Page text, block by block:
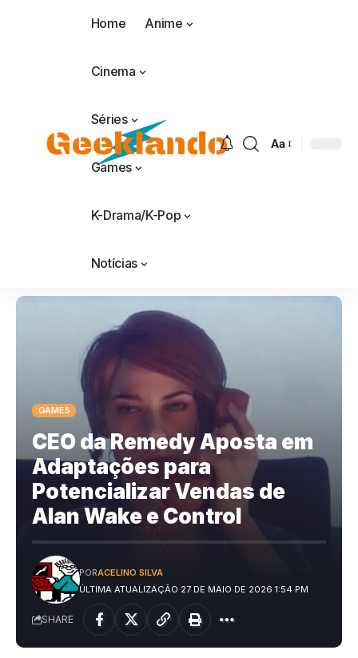
Home Anime
Cinema
Séries
Games
K-Drama/K-Pop
Notícias
Aa
GAMES
CEO da Remedy Aposta em
Adaptações para
Potencializar Vendas de
Alan Wake e Control
ÚLTIMA ATUALIZAÇÃO 27 DE MAIO DE 2026 1:54 PM
PORACELINO SILVA
SHARE